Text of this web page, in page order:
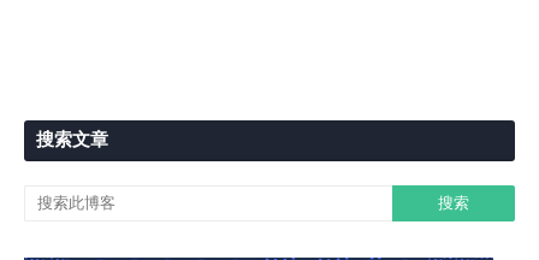
搜索文章